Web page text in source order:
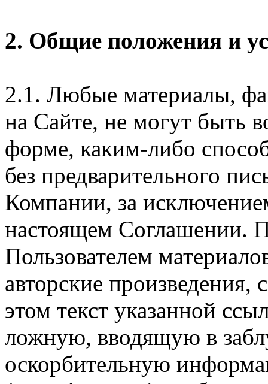
2. Общие положения и
2.1. Любые материалы,
на Сайте, не могут быть
форме, каким-либо
без предварительного
Компании, за
настоящем Соглашении.
Пользователем
авторские произведения,
этом текст указанной
ложную, вводящую в
оскорбительную